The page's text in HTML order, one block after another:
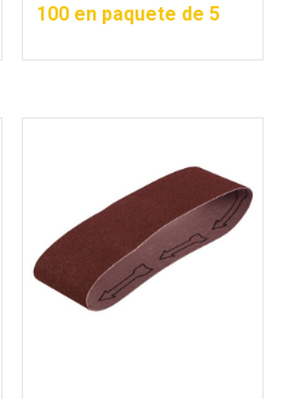
100 en paquete de 5